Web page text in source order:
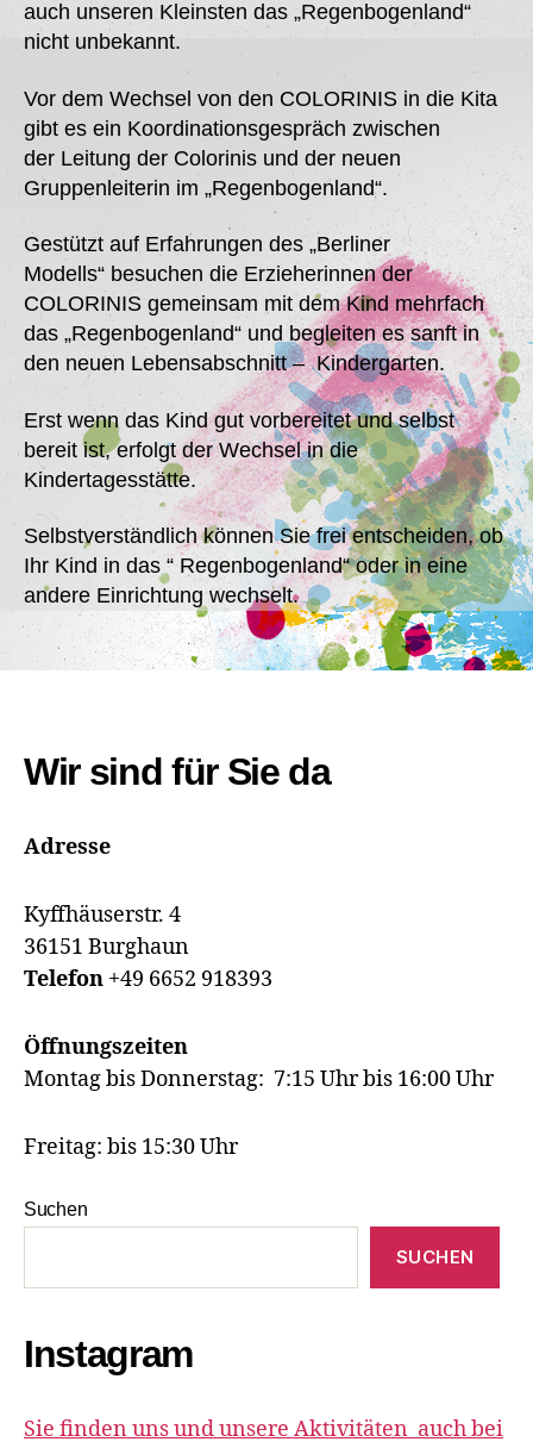
auch unseren Kleinsten das „Regenbogenland“
nicht unbekannt.
Vor dem Wechsel von den COLORINIS in die Kita
gibt es ein Koordinationsgespräch zwischen
der Leitung der Colorinis und der neuen
Gruppenleiterin im „Regenbogenland“.
Gestützt auf Erfahrungen des „Berliner
Modells“ besuchen die Erzieherinnen der
COLORINIS gemeinsam mit dem Kind mehrfach
das „Regenbogenland“ und begleiten es sanft in
den neuen Lebensabschnitt – Kindergarten.
Erst wenn das Kind gut vorbereitet und selbst
bereit ist, erfolgt der Wechsel in die
Kindertagesstätte.
Selbstverständlich können Sie frei entscheiden, ob
Ihr Kind in das “ Regenbogenland“ oder in eine
andere Einrichtung wechselt.
Wir sind für Sie da
Adresse
Kyffhäuserstr. 4
36151 Burghaun
Telefon +49 6652 918393
Öffnungszeiten
Montag bis Donnerstag: 7:15 Uhr bis 16:00 Uhr
Freitag: bis 15:30 Uhr
Suchen
SUCHEN
Instagram
Sie finden uns und unsere Aktivitäten auch bei